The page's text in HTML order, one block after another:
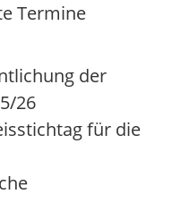
Termine
der
26
für die